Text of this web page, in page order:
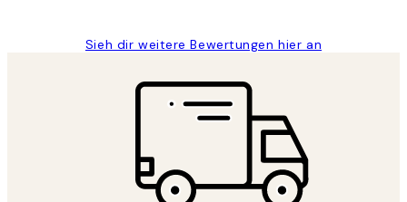
Sieh dir weitere Bewertungen hier an